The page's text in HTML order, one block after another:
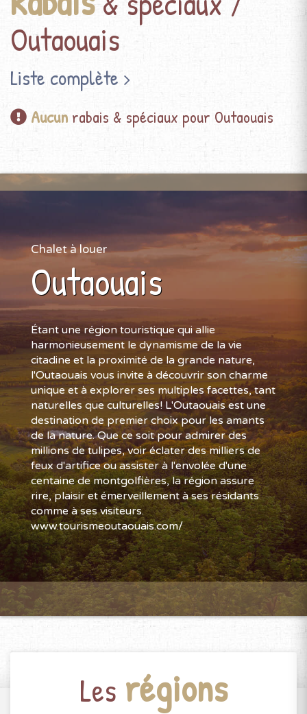
Outaouais
Liste complète
Aucun rabais & spéciaux pour Outaouais
Chalet à louer
Outaouais
Étant une région touristique qui allie
harmonieusement le dynamisme de la vie
citadine et la proximité de la grande nature,
l'Outaouais vous invite à découvrir son charme
unique et à explorer ses multiples facettes, tant
naturelles que culturelles! L'Outaouais est une
destination de premier choix pour les amants
de la nature. Que ce soit pour admirer des
millions de tulipes, voir éclater des milliers de
feux d'artifice ou assister à l'envolée d'une
centaine de montgolfières, la région assure
rire, plaisir et émerveillement à ses résidants
comme à ses visiteurs.
www.tourismeoutaouais.com/
Les régions